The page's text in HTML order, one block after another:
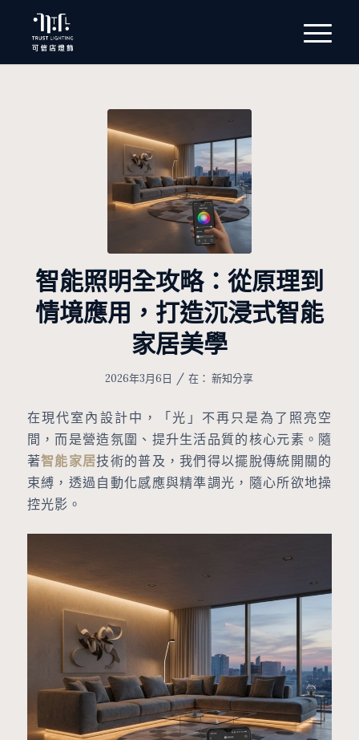
智能照明全攻略：從原理到
情境應用，打造沉浸式智能
家居美學
2026年3月6日 / 在：新知分享
在現代室內設計中，「光」不再只是為了照亮空
間，而是營造氛圍、提升生活品質的核心元素。隨
著智能家居技術的普及，我們得以擺脫傳統開關的
束縛，透過自動化感應與精準調光，隨心所欲地操
控光影。